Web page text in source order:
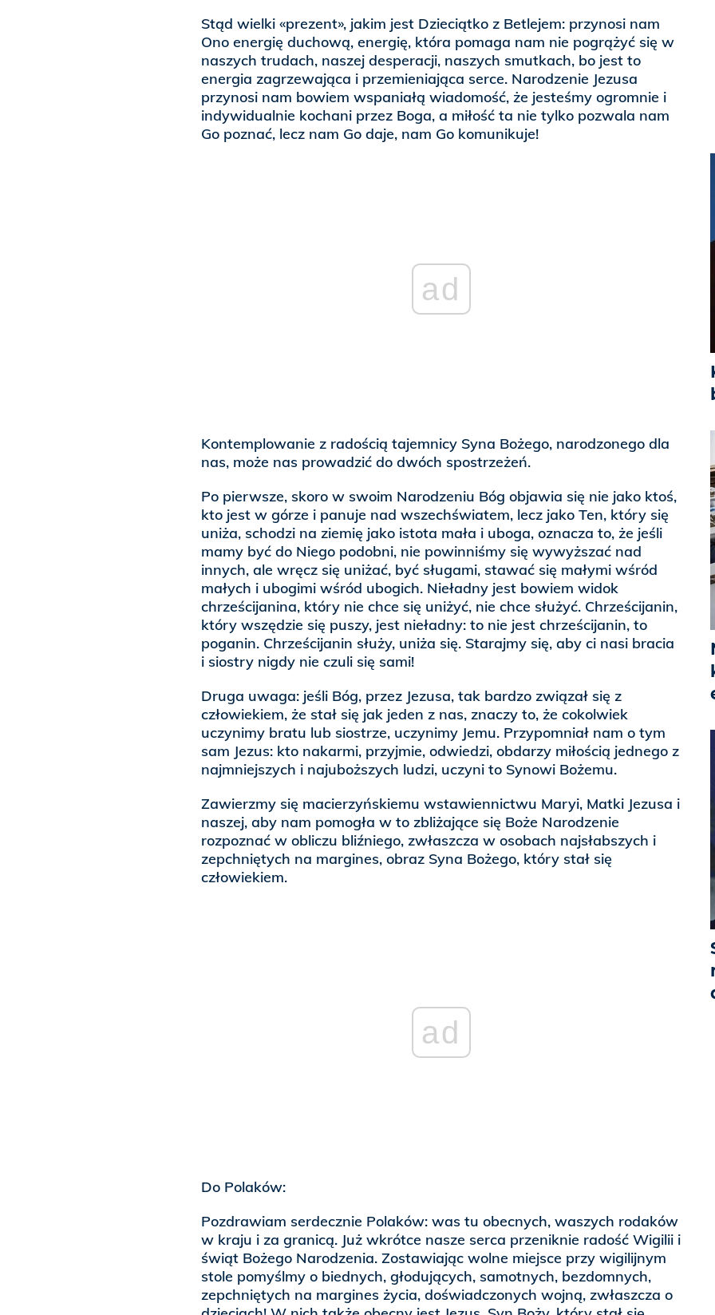
Stąd wielki «prezent», jakim jest Dzieciątko z Betlejem: przynosi nam
Ono energię duchową, energię, która pomaga nam nie pogrążyć się w
naszych trudach, naszej desperacji, naszych smutkach, bo jest to
energia zagrzewająca i przemieniająca serce. Narodzenie Jezusa
przynosi nam bowiem wspaniałą wiadomość, że jesteśmy ogromnie i
indywidualnie kochani przez Boga, a miłość ta nie tylko pozwala nam
Go poznać, lecz nam Go daje, nam Go komunikuje!
ad
Kontemplowanie z radością tajemnicy Syna Bożego, narodzonego dla
nas, może nas prowadzić do dwóch spostrzeżeń.
Po pierwsze, skoro w swoim Narodzeniu Bóg objawia się nie jako ktoś,
kto jest w górze i panuje nad wszechświatem, lecz jako Ten, który się
uniża, schodzi na ziemię jako istota mała i uboga, oznacza to, że jeśli
mamy być do Niego podobni, nie powinniśmy się wywyższać nad
innych, ale wręcz się uniżać, być sługami, stawać się małymi wśród
małych i ubogimi wśród ubogich. Nieładny jest bowiem widok
chrześcijanina, który nie chce się uniżyć, nie chce służyć. Chrześcijanin,
który wszędzie się puszy, jest nieładny: to nie jest chrześcijanin, to
poganin. Chrześcijanin służy, uniża się. Starajmy się, aby ci nasi bracia
i siostry nigdy nie czuli się sami!
Druga uwaga: jeśli Bóg, przez Jezusa, tak bardzo związał się z
człowiekiem, że stał się jak jeden z nas, znaczy to, że cokolwiek
uczynimy bratu lub siostrze, uczynimy Jemu. Przypomniał nam o tym
sam Jezus: kto nakarmi, przyjmie, odwiedzi, obdarzy miłością jednego z
najmniejszych i najuboższych ludzi, uczyni to Synowi Bożemu.
Zawierzmy się macierzyńskiemu wstawiennictwu Maryi, Matki Jezusa i
naszej, aby nam pomogła w to zbliżające się Boże Narodzenie
rozpoznać w obliczu bliźniego, zwłaszcza w osobach najsłabszych i
zepchniętych na margines, obraz Syna Bożego, który stał się
człowiekiem.
ad
Do Polaków:
Pozdrawiam serdecznie Polaków: was tu obecnych, waszych rodaków
w kraju i za granicą. Już wkrótce nasze serca przeniknie radość Wigilii i
świąt Bożego Narodzenia. Zostawiając wolne miejsce przy wigilijnym
stole pomyślmy o biednych, głodujących, samotnych, bezdomnych,
zepchniętych na margines życia, doświadczonych wojną, zwłaszcza o